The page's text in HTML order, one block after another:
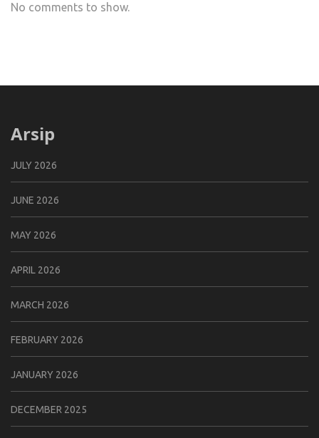
No comments to show.
Arsip
JULY 2026
JUNE 2026
MAY 2026
APRIL 2026
MARCH 2026
FEBRUARY 2026
JANUARY 2026
DECEMBER 2025